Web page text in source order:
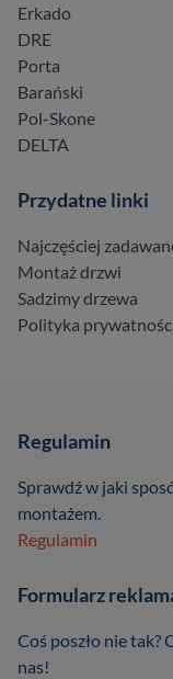
Erkado
DRE
Porta
Barański
Pol-Skone
DELTA
Przydatne linki
Najczęściej
Montaż drzwi
Sadzimy drzewa
Polityka
Regulamin
Sprawdź w jaki
montażem.
Regulamin
Formularz
Coś poszło nie tak?
nas!